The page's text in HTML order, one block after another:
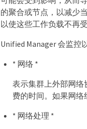
的聚合或节点，以减少
以使这些工作负载不再受
Unified Manager 会监控
* 网络 *
表示集群上外部网
费的时间。如果网络
* 网络处理 *